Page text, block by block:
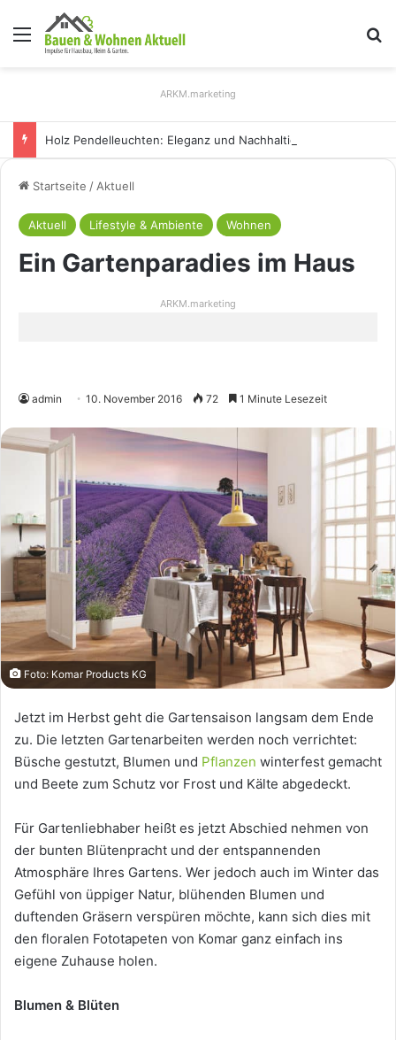
Menü
ARKM.marketing
Startseite / Aktuell
Aktuell Lifestyle & Ambiente Wohnen
Ein Gartenparadies im Haus
ARKM.marketing
admin 10. November 2016 72 1 Minute Lesezeit
Foto: Komar Products KG
Jetzt im Herbst geht die Gartensaison langsam dem Ende
zu. Die letzten Gartenarbeiten werden noch verrichtet:
Büsche gestutzt, Blumen und Pflanzen winterfest gemacht
und Beete zum Schutz vor Frost und Kälte abgedeckt.
Für Gartenliebhaber heißt es jetzt Abschied nehmen von
der bunten Blütenpracht und der entspannenden
Atmosphäre Ihres Gartens. Wer jedoch auch im Winter das
Gefühl von üppiger Natur, blühenden Blumen und
duftenden Gräsern verspüren möchte, kann sich dies mit
den floralen Fototapeten von Komar ganz einfach ins
eigene Zuhause holen.
Blumen & Blüten